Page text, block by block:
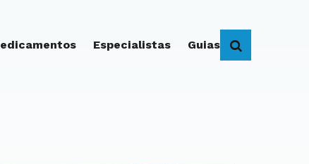
Especialistas Guias BUSCAR